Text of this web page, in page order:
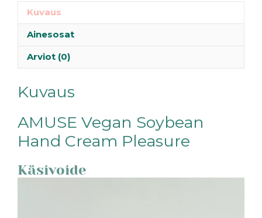
Kuvaus
Ainesosat
Arviot (0)
Kuvaus
AMUSE Vegan Soybean
Hand Cream Pleasure
Käsivoide